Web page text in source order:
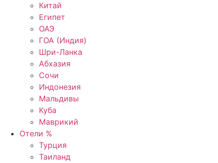
Китай
Египет
ОАЭ
ГОА (Индия)
Шри-Ланка
Абхазия
Сочи
Индонезия
Мальдивы
Куба
Маврикий
Отели %
Турция
Таиланд